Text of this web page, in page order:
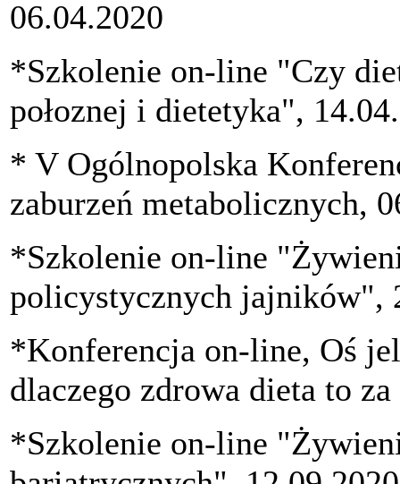
06.04.2020
*Szkolenie on-line "Czy
połoznej i dietetyka",
* V Ogólnopolska
zaburzeń metabolicznych,
*Szkolenie on-line
policystycznych jajników",
*Konferencja on-line, Oś
dlaczego zdrowa dieta to za
*Szkolenie on-line